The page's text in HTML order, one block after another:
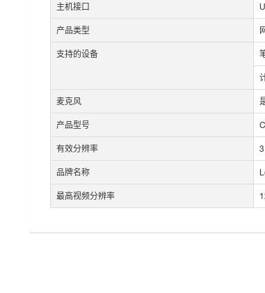
主机接口
产品类型
支持的设备
麦克风
产品型号
有效分辨率
品牌名称
最高视频分辨率